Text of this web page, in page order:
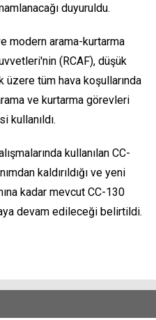
duyuruldu.
modern arama-kurtarma
(RCAF), düşük
tüm hava koşullarında
ve kurtarma görevleri
kullanıldı.
kullanılan CC-
kaldırıldığı ve yeni
kadar mevcut CC-130
devam edileceği belirtildi.